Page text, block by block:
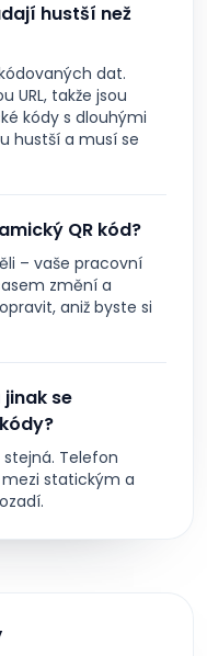
hustší než
dat.
URL, takže jsou
kódy s dlouhými
hustší a musí se
QR kód?
– vaše pracovní
změní a
aniž byste si
se
stejná. Telefon
mezi statickým a